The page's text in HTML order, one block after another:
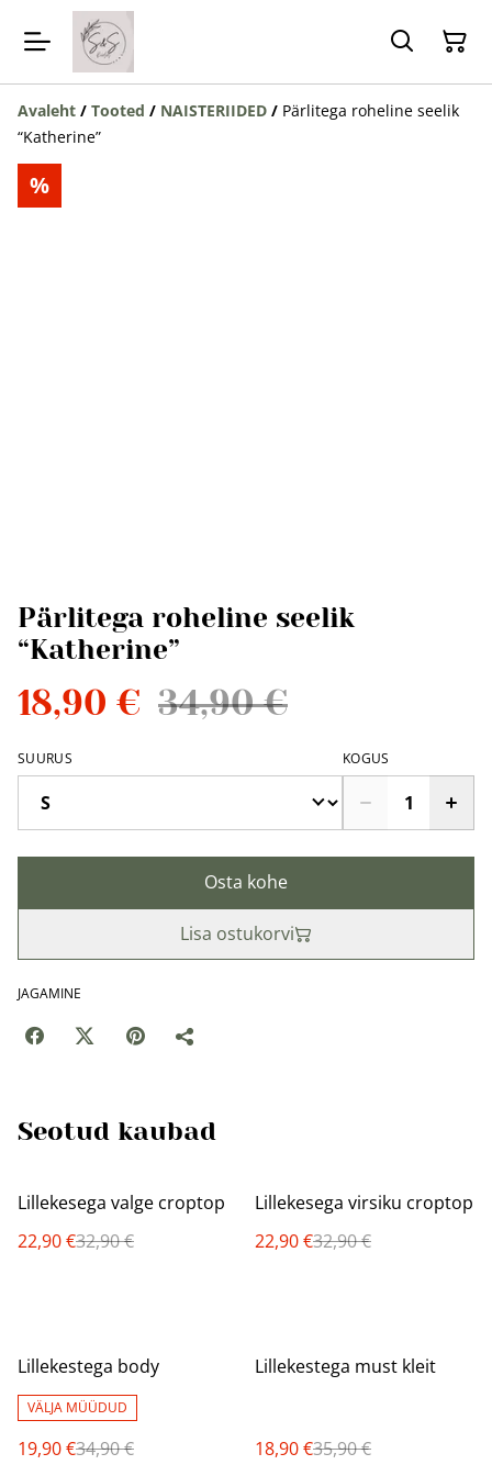
Avaleht / Tooted / NAISTERIIDED / Pärlitega roheline seelik
“Katherine”
%
Pärlitega roheline seelik
“Katherine”
18,90 € 34,90 €
SUURUS KOGUS
Osta kohe
Lisa ostukorvi
JAGAMINE
Seotud kaubad
%
Lillekesega valge croptop
22,90 €32,90 €
%
Lillekesega virsiku croptop
22,90 €32,90 €
%
Lillekestega body
VÄLJA MÜÜDUD
19,90 €34,90 €
%
Lillekestega must kleit
18,90 €35,90 €